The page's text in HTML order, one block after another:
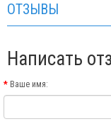
ОТЗЫВЫ
Написать
Ваше имя: